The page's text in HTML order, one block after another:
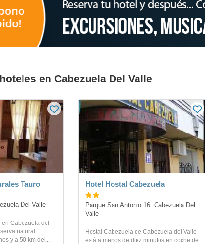
en Cabezuela Del Valle
Tauro
Del Valle
en Cabezuela del
natural
y a 50 km del...
Hotel Hostal Cabezuela
Parque San Antonio 16. Cabezuela Del
Valle
Hostal Cabezuela de Cabezuela del Valle
está a menos de diez minutos en coche de